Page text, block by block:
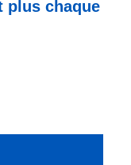
plus chaque